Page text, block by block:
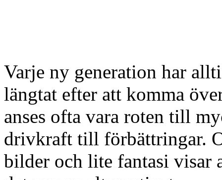
Varje ny generation har
längtat efter att komma
anses ofta vara roten till
drivkraft till förbättringar.
bilder och lite fantasi